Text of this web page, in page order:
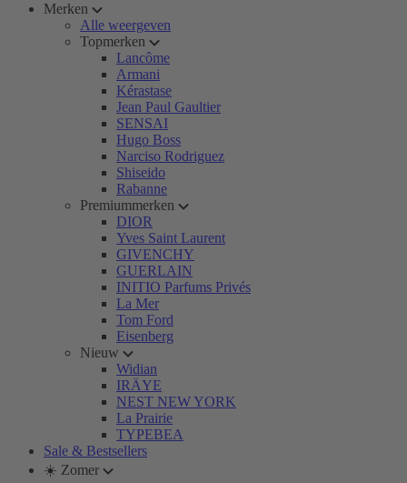
Merken
Alle weergeven
Topmerken
Lancôme
Armani
Kérastase
Jean Paul Gaultier
SENSAI
Hugo Boss
Narciso Rodriguez
Shiseido
Rabanne
Premiummerken
DIOR
Yves Saint Laurent
GIVENCHY
GUERLAIN
INITIO Parfums Privés
La Mer
Tom Ford
Eisenberg
Nieuw
Widian
IRÄYE
NEST NEW YORK
La Prairie
TYPEBEA
Sale & Bestsellers
☀️ Zomer